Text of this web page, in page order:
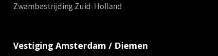
Zwambestrijding Zuid-Holland
Vestiging Amsterdam / Diemen